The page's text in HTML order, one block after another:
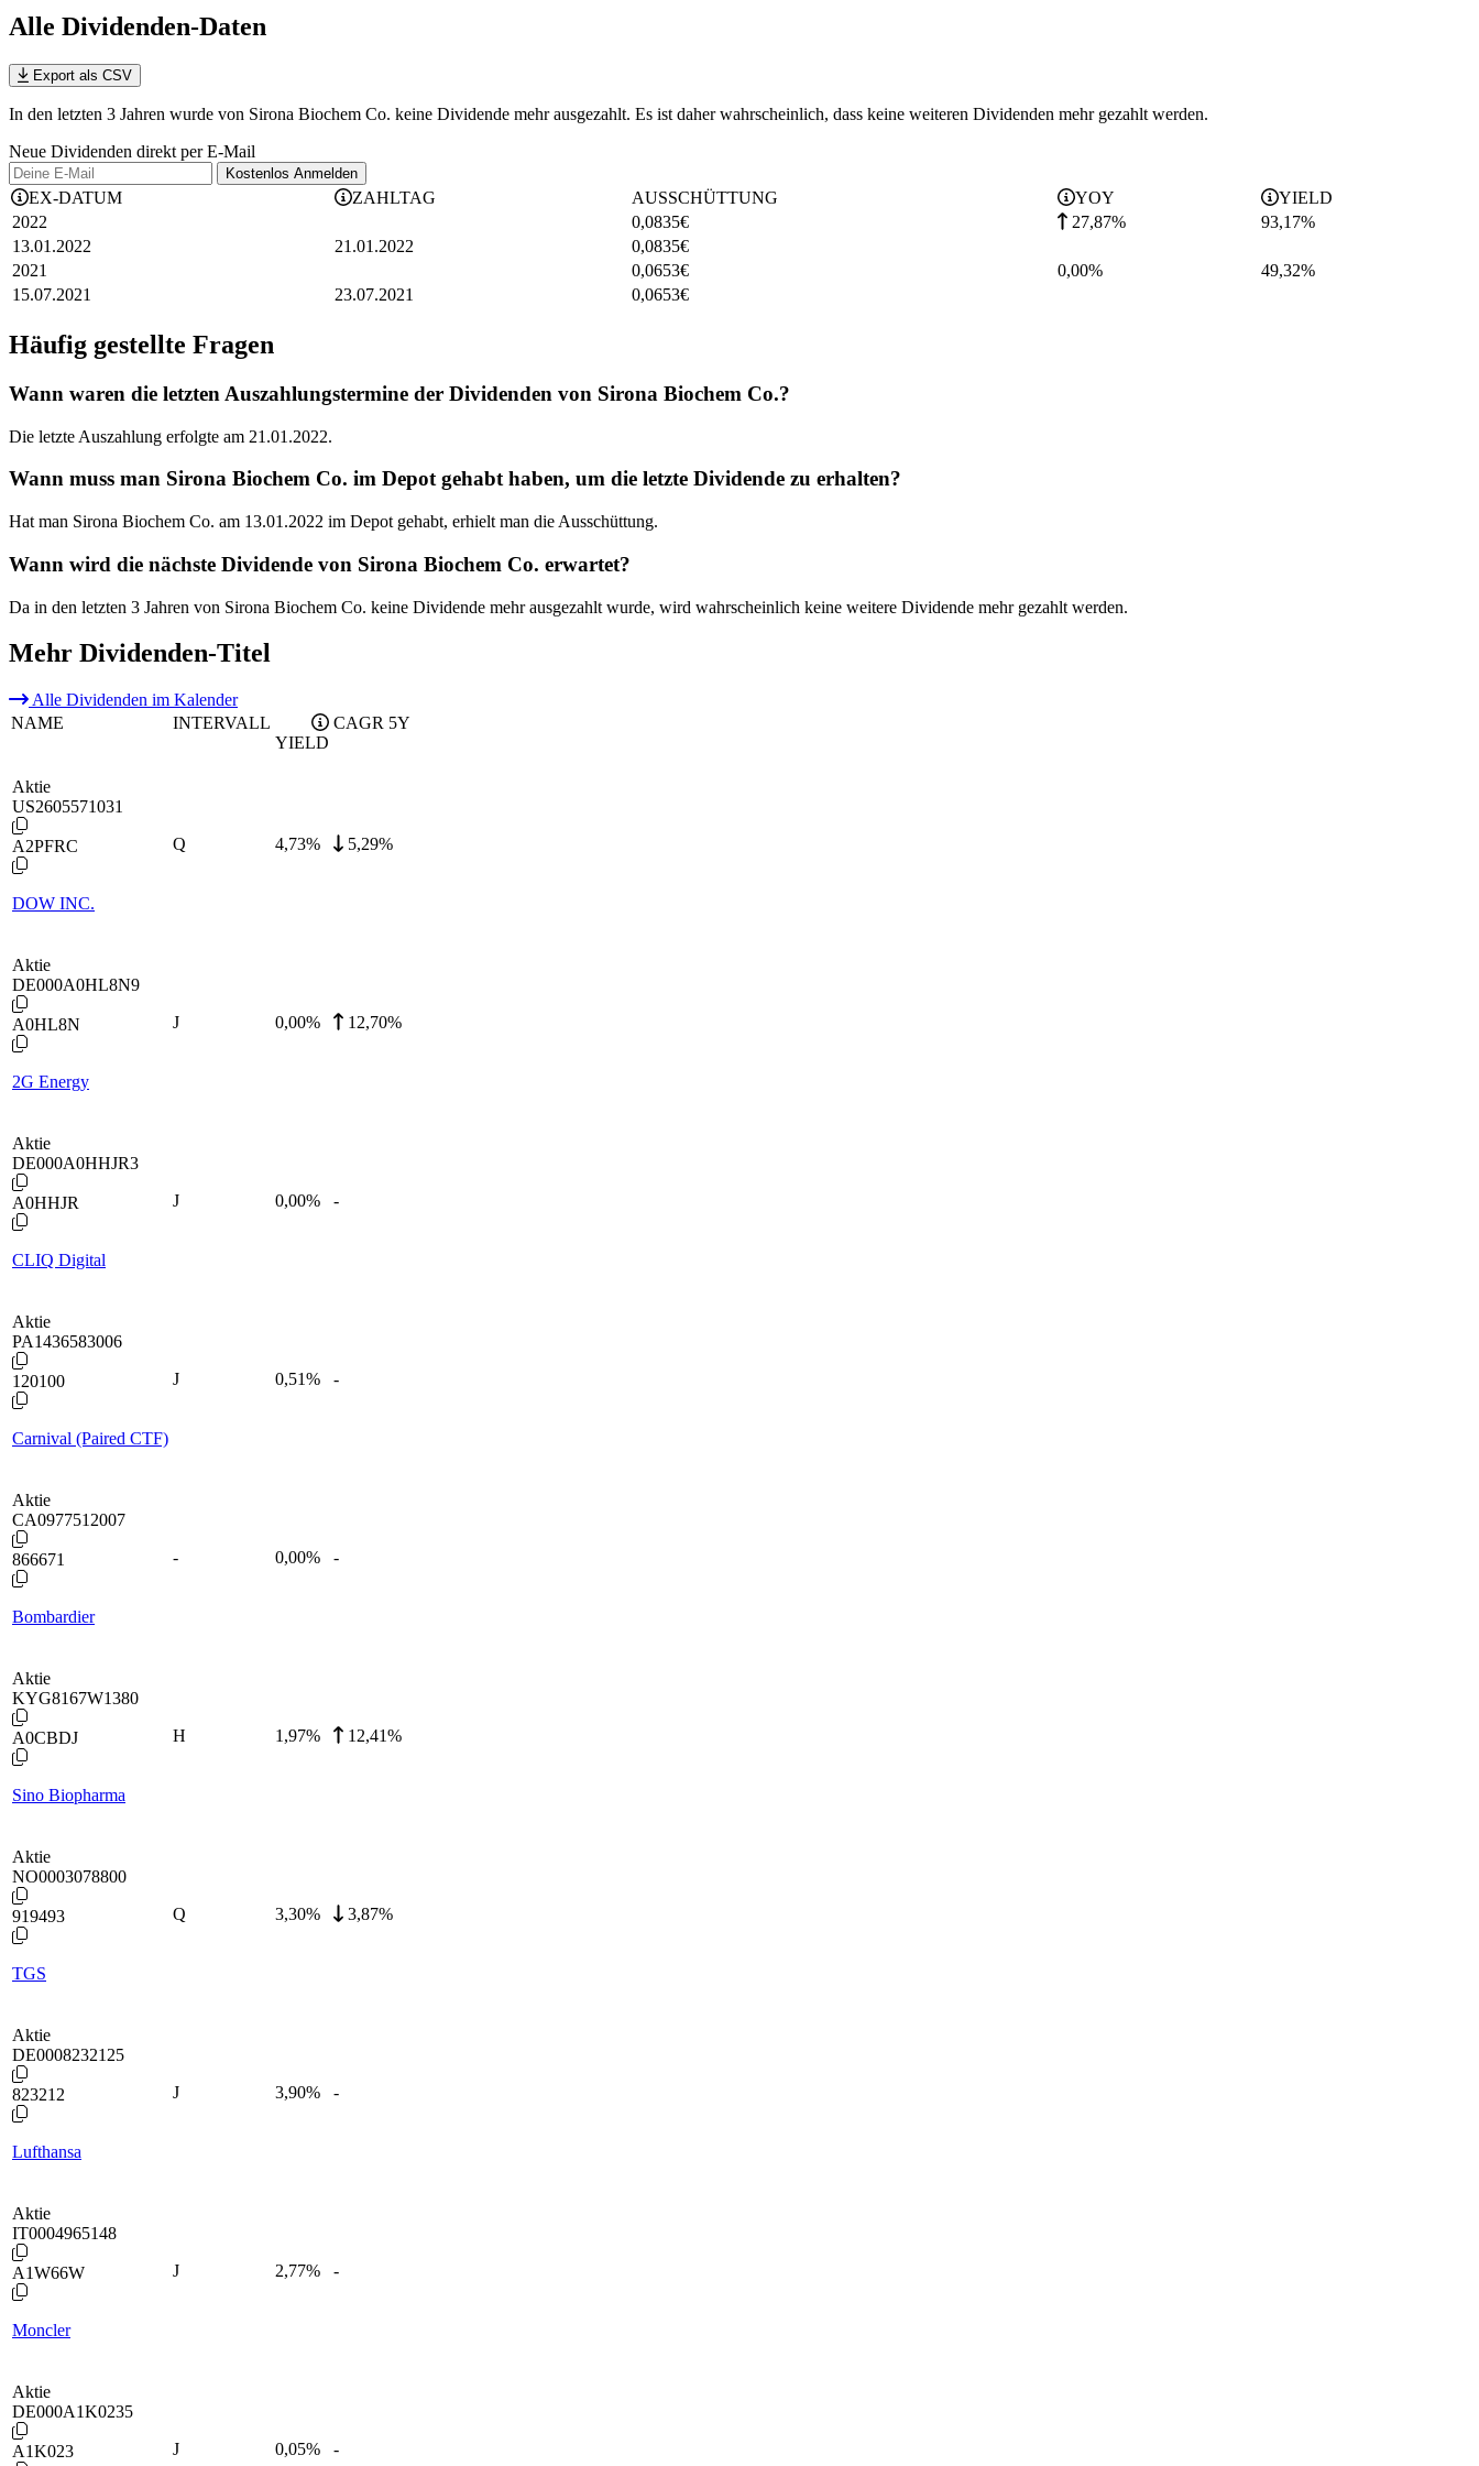
Alle Dividenden-Daten
Export als CSV
In den letzten 3 Jahren wurde von Sirona Biochem Co. keine Dividende mehr ausgezahlt. Es ist daher wahrscheinlich, dass keine weiteren Dividenden mehr gezahlt werden.
Neue Dividenden direkt per E-Mail
Kostenlos Anmelden
EX-DATUM ZAHLTAG AUSSCHÜTTUNG YOY
YIELD
2022
0,0835€ 27,87% 93,17%
13.01.2022
21.01.2022 0,0835€
2021
0,0653€ 0,00% 49,32%
15.07.2021
23.07.2021 0,0653€
Häufig gestellte Fragen
Wann waren die letzten Auszahlungstermine der Dividenden von Sirona Biochem Co.?
Die letzte Auszahlung erfolgte am 21.01.2022.
Wann muss man Sirona Biochem Co. im Depot gehabt haben, um die letzte Dividende zu erhalten?
Hat man Sirona Biochem Co. am 13.01.2022 im Depot gehabt, erhielt man die Ausschüttung.
Wann wird die nächste Dividende von Sirona Biochem Co. erwartet?
Da in den letzten 3 Jahren von Sirona Biochem Co. keine Dividende mehr ausgezahlt wurde, wird wahrscheinlich keine weitere Dividende mehr gezahlt werden.
Mehr Dividenden-Titel
Alle Dividenden im Kalender
NAME
INTERVALL
YIELD
CAGR 5Y
Aktie
US2605571031
A2PFRC
DOW INC.
Q 4,73% 5,29%
Aktie
DE000A0HL8N9
A0HL8N
2G Energy
J 0,00% 12,70%
Aktie
DE000A0HHJR3
A0HHJR
CLIQ Digital
J 0,00% -
Aktie
PA1436583006
120100
Carnival (Paired CTF)
J 0,51% -
Aktie
CA0977512007
866671
Bombardier
- 0,00% -
Aktie
KYG8167W1380
A0CBDJ
Sino Biopharma
H 1,97% 12,41%
Aktie
NO0003078800
919493
TGS
Q 3,30% 3,87%
Aktie
DE0008232125
823212
Lufthansa
J 3,90% -
Aktie
IT0004965148
A1W66W
Moncler
J 2,77% -
Aktie
DE000A1K0235
A1K023 J 0,05% -